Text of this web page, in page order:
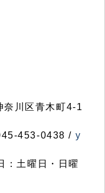
川区青木町4-1
453-0438 / y
：土曜日・日曜